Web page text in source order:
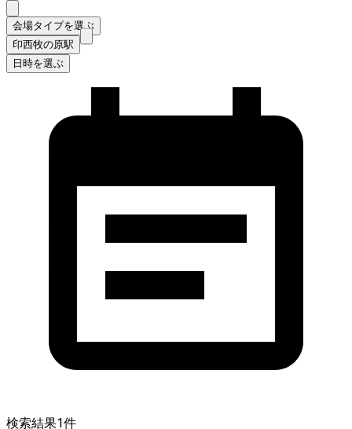
会場タイプを選ぶ
印西牧の原駅
日時を選ぶ
検索結果1件